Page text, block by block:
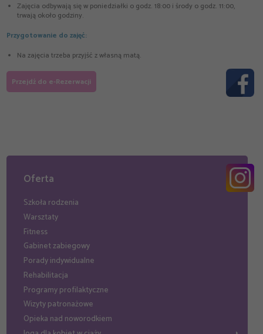
Zajęcia odbywają się w poniedziałki o godz. 18:00 i środy o godz. 11:00,
trwają około godziny.
Przygotowanie do zajęć:
Na zajęcia trzeba przyjść z własną matą.
Przejdź do e-Rezerwacji
Oferta
Szkoła rodzenia
Warsztaty
Fitness
Gabinet zabiegowy
Porady indywidualne
Rehabilitacja
Programy profilaktyczne
Wizyty patronażowe
Opieka nad noworodkiem